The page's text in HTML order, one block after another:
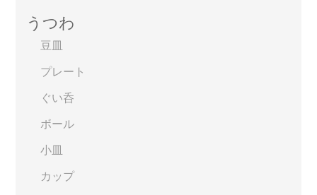
うつわ
豆皿
プレート
ぐい呑
ボール
小皿
カップ